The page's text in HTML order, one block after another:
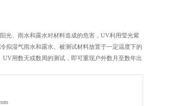
光、雨水和露水对材料造成的危害，UV利用莹光紫
拟湿气雨水和露水。被测试材料放置于一定温度下的
用数天或数周的测试，即可重现户外数月至数年出